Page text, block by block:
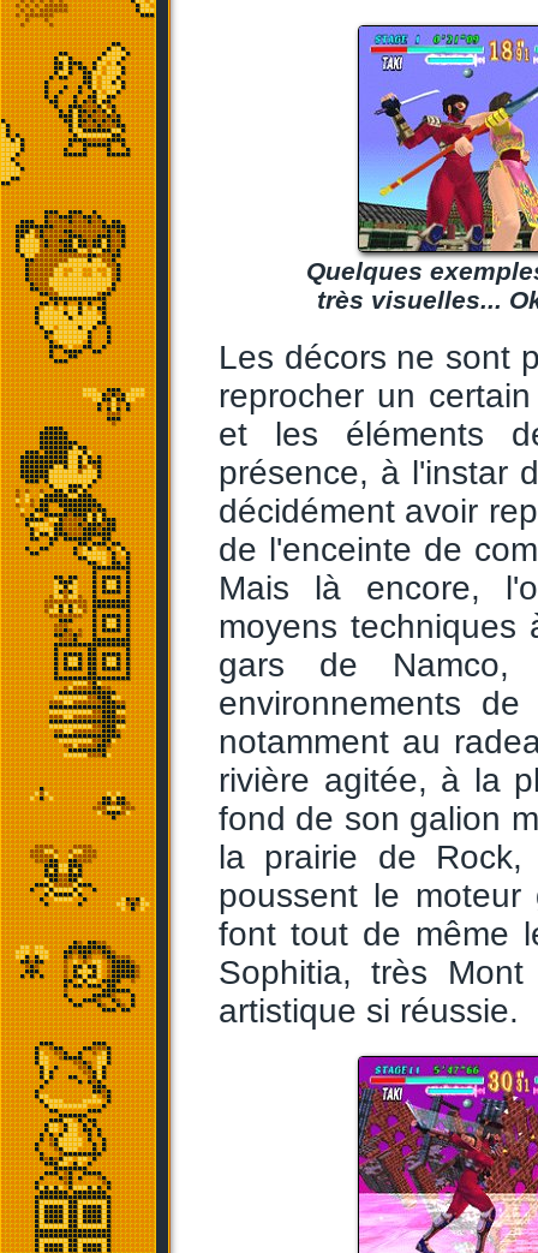
Quelques
très visuelles...
Les décors ne sont
reprocher un
et les éléments
présence, à l'instar
décidément avoir
de l'enceinte de
Mais là encore,
moyens techniques
gars de
environnements
notamment au
rivière agitée, à la
fond de son galion
la prairie de Rock,
poussent le
font tout de même
Sophitia, très
artistique si réussie.